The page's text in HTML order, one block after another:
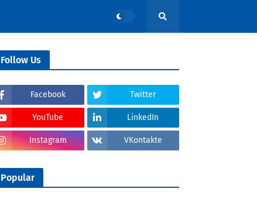
Follow Us
Facebook Twitter
YouTube LinkedIn
Instagram VKontakte
Popular